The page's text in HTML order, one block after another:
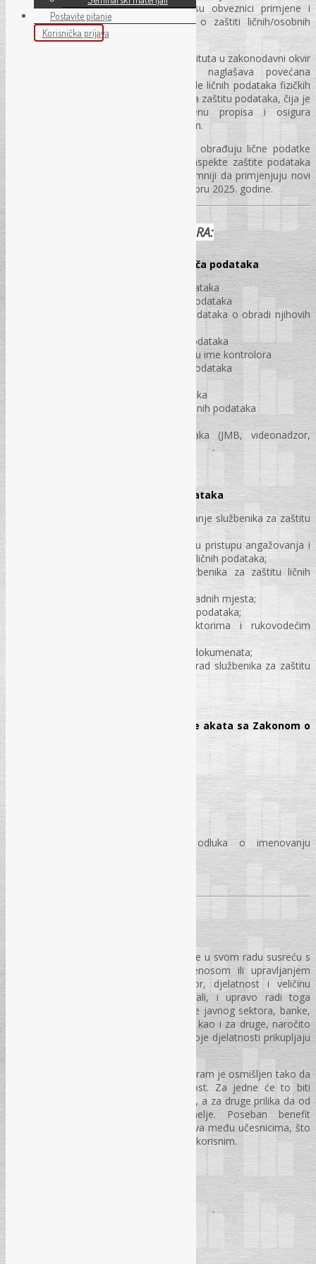
drugi subjekti u Bosni i Hercegovini su obveznici primjene i
kontrolori provođenja odredbi Zakona o zaštiti ličnih/osobnih
podataka Bosne i Hercegovine.
Novi zakon uvodi niz novih pojmova i instituta u zakonodavni okvir
Bosne i Hercegovine. Posebno se naglašava povećana
odgovornost kontrolora u pogledu obrade ličnih podataka fizičkih
lica, uz obavezu imenovanja službenika za zaštitu podataka, čija je
dužnost da nadzire zakonitu primjenu propisa i osigura
usklađenost s važećim zakonskim okvirom.
Svrha ove edukacije je da subjekti koji obrađuju lične podatke
steknu jasniji uvid u pravne i praktične aspekte zaštite podataka
prema novoj regulativi. Time će biti spremniji da primjenjuju novi
propis koji su počeli sa primjenom u oktobru 2025. godine.
SADRŽAJ SEMINARA:
Tema: Obaveze kontrolora i obrađivača podataka
Primjena principa obrade ličnih podataka
Obrada posebnih kategorija ličnih podataka
Pružanje informacija nosiocima podataka o obradi njihovih
Postupanje po zahtjevu nosilaca podataka
Obrada ličnih podataka obrađivača u ime kontrolora
Vođenje evidencije o obradi ličnih podataka
Procjena rizika obrade ličnih podataka
Imenovanje službenika za zaštitu ličnih podataka
Posebni slučajevi obrade podataka (JMB, videonadzor,
Tema: Službenik za zaštitu ličnih podataka
Zakonski osnov i uslovi za imenovanje službenika za zaštitu
Procjena potreba i različiti modeli u pristupu angažovanja i
zapošljavanja službenika za zaštitu ličnih podataka;
Formalno-pravno imenovanje službenika za zaštitu ličnih
Status službenika u sistematizaciji radnih mjesta;
Zadatak službenika za zaštitu ličnih podataka;
Saradnja DPO-a sa drugim sektorima i rukovodećim
Praktična uloga službenika i izrada dokumenata;
Kontinuiran, odgovoran i efikasan rad službenika za zaštitu
Tema: Praktična izrada i usklađivanje akata sa Zakonom o
Obrasci (saglasnost, prigovor, odluka o imenovanju
Seminar je namijenjen svim onima koji se u svom radu susreću s
prikupljanjem, obradom, čuvanjem, prenosom ili upravljanjem
ličnim podacima, bez obzira na sektor, djelatnost i veličinu
organizacije. Posebno smo u vidu imali, i upravo radi toga
dizajnirali Program seminara za institucije javnog sektora, banke,
zdravstvene ustanove, policiju, advokate kao i za druge, naročito
velike privatne kompanije koje tokom svoje djelatnosti prikupljaju
Bez obzira na nivo znanja i iskustva, program je osmišljen tako da
svakom učesniku donese novu vrijednost. Za jedne će to biti
detaljno produbljivanje postojećih znanja, a za druge prilika da od
samog početka izgrade čvrste temelje. Poseban benefit
predstavlja interakcija i razmjena iskustava među učesnicima, što
ovaj seminar čini jedinstvenim i praktično korisnim.
Postavite pitanje
Korisnička prijava